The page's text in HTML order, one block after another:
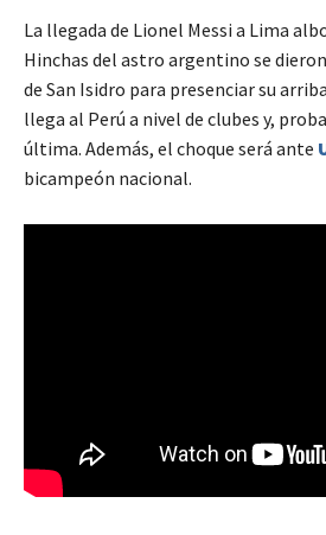
La llegada de Lionel Messi a Lima
Hinchas del astro argentino se
de San Isidro para presenciar su
llega al Perú a nivel de clubes y,
última. Además, el choque será ante
bicampeón nacional.